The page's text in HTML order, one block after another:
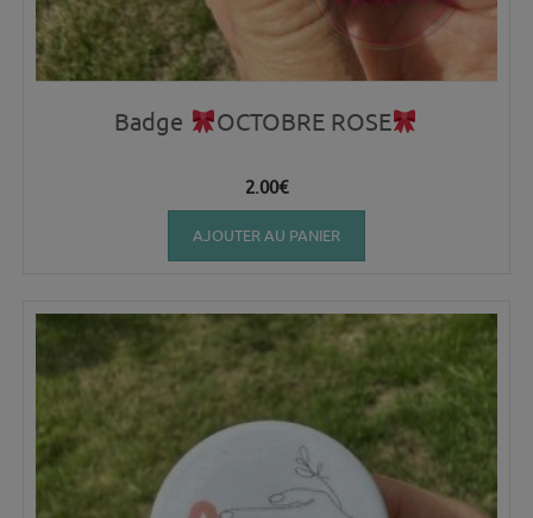
Badge OCTOBRE ROSE
2.00€
AJOUTER AU PANIER